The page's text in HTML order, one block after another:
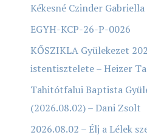
Kékesné Czinder Gabriella
EGYH-KCP-26-P-0026
KŐSZIKLA Gyülekezet
istentisztelete – Heizer
Tahitótfalui Baptista
(2026.08.02) – Dani Zsolt
2026.08.02 – Élj a Lélek